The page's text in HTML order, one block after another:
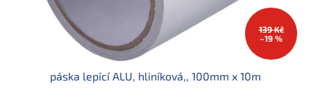
139 Kč
–19 %
páska lepící ALU, hliníková,, 100mm x 10m